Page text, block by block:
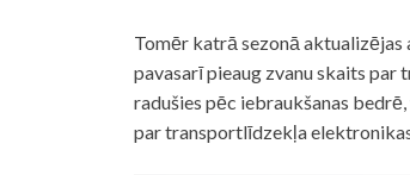
Tomēr katrā sezonā
pavasarī pieaug zvanu skaits
radušies pēc iebraukšanas
par transportlīdzekļa